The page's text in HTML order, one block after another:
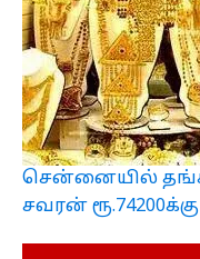
சென்னையில்
சவரன்